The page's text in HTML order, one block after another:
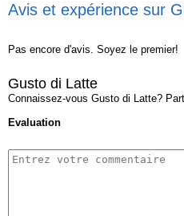
Avis et expérience sur
Pas encore d'avis. Soyez le premier!
Gusto di Latte
Connaissez-vous Gusto di Latte?
Evaluation